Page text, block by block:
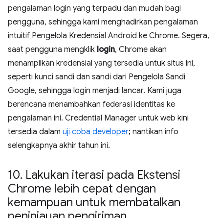
pengalaman login yang terpadu dan mudah bagi
pengguna, sehingga kami menghadirkan pengalaman
intuitif Pengelola Kredensial Android ke Chrome. Segera,
saat pengguna mengklik login, Chrome akan
menampilkan kredensial yang tersedia untuk situs ini,
seperti kunci sandi dan sandi dari Pengelola Sandi
Google, sehingga login menjadi lancar. Kami juga
berencana menambahkan federasi identitas ke
pengalaman ini. Credential Manager untuk web kini
tersedia dalam uji coba developer; nantikan info
selengkapnya akhir tahun ini.
10. Lakukan iterasi pada Ekstensi
Chrome lebih cepat dengan
kemampuan untuk membatalkan